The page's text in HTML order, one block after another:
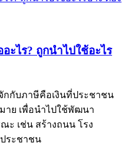
ะไร? ถูกนำไปใช้อะไร
กกับภาษีคือเงินที่ประชาชน
าย เพื่อนำไปใช้พัฒนา
ะ เช่น สร้างถนน โรง
ระชาชน